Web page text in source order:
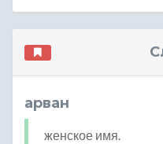
арван
женское имя.